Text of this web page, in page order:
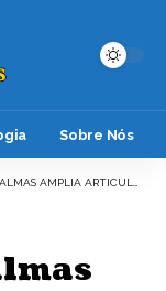
Sobre Nós
FEMININA E FORTALECE PRESENÇA CONSERVADORA NO TOCANTINS